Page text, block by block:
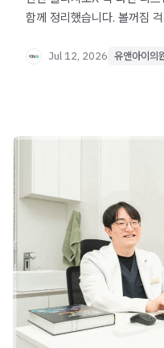
함께 정리했습니다. 볼꺼짐
Jul 12, 2026 유앤아이의